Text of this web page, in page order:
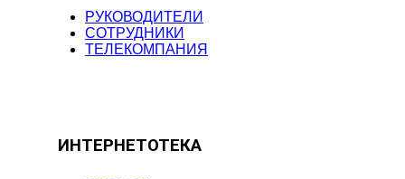
РУКОВОДИТЕЛИ
СОТРУДНИКИ
ТЕЛЕКОМПАНИЯ
ИНТЕРНЕТОТЕКА